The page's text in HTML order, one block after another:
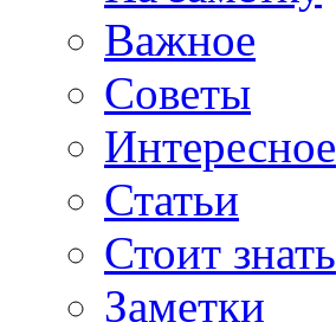
Важное
Советы
Интересное
Статьи
Стоит знать
Заметки